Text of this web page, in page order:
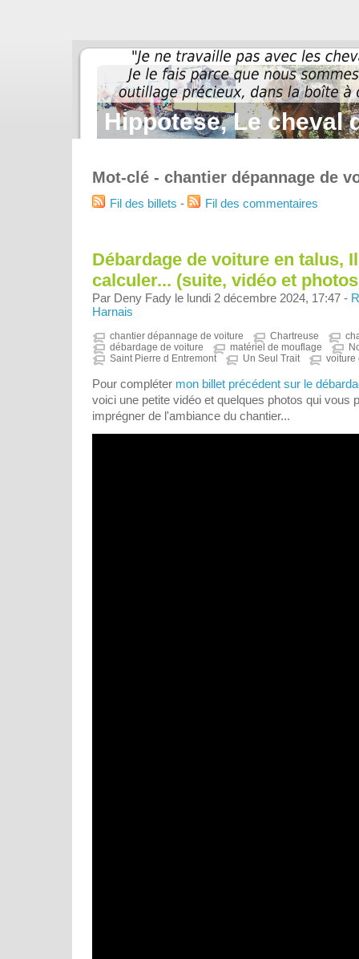
Hippotese, Le cheval
Mot-clé - chantier dépannage de
Fil des billets - Fil des commentaires
Débardage de voiture en talus,
calculer... (suite, vidéo et
Par Deny Fady le lundi 2 décembre 2024, 17:47 -
Harnais
chantier dépannage de voiture Chartreuse
débardage de voiture
matériel de mouflage
Saint Pierre d Entremont
Un Seul Trait voiture
Pour compléter mon billet précédent sur le
voici une petite vidéo et quelques photos qui vous
imprégner de l'ambiance du chantier...